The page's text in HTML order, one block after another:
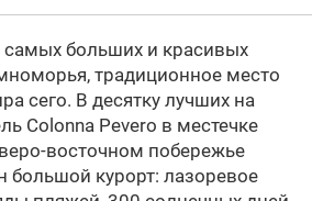
самых больших и красивых
традиционное место
сего. В десятку лучших на
Colonna Pevero в местечке
восточном побережье
большой курорт: лазоревое